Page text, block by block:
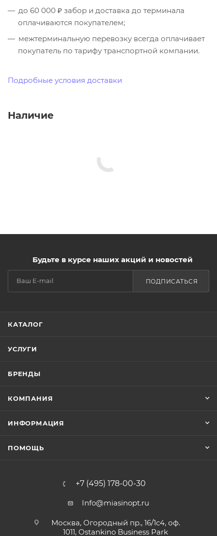
до 60 000 ₽ забор и доставка до терминала
оплачиваются покупателем;
межтерминальную перевозку всегда оплачивает
покупатель по тарифу транспортной компании.
Подробные условия доставки
Наличие
Будьте в курсе наших акций и новостей
ПОДПИСАТЬСЯ
КАТАЛОГ
УСЛУГИ
БРЕНДЫ
КОМПАНИЯ
ИНФОРМАЦИЯ
ПОМОЩЬ
+7 (495) 178-00-30
Info@miasinopt.ru
Москва, Огородный пр., 16/1с4, оф.
1011, Ostankino Business Park